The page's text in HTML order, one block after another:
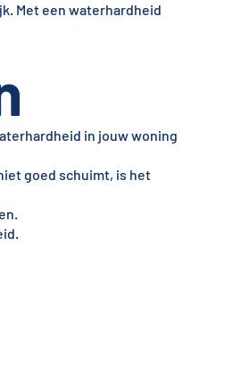
Met een waterhardheid
in jouw woning
goed schuimt, is het